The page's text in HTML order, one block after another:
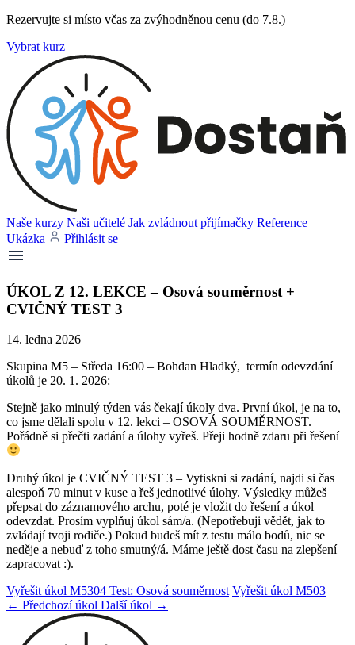
Rezervujte si místo včas za zvýhodněnou cenu (do 7.8.)
Vybrat kurz
Naše kurzy Naši učitelé Jak zvládnout přijímačky Reference
Ukázka
Přihlásit se
ÚKOL Z 12. LEKCE – Osová souměrnost +
CVIČNÝ TEST 3
14. ledna 2026
Skupina M5 – Středa 16:00 – Bohdan Hladký, termín odevzdání
úkolů je 20. 1. 2026:
Stejně jako minulý týden vás čekají úkoly dva. První úkol, je na to,
co jsme dělali spolu v 12. lekci – OSOVÁ SOUMĚRNOST.
Pořádně si přečti zadání a úlohy vyřeš. Přeji hodně zdaru při řešení
Druhý úkol je CVIČNÝ TEST 3 – Vytiskni si zadání, najdi si čas
alespoň 70 minut v kuse a řeš jednotlivé úlohy. Výsledky můžeš
přepsat do záznamového archu, poté je vložit do řešení a úkol
odevzdat. Prosím vyplňuj úkol sám/a. (Nepotřebuji vědět, jak to
zvládají tvoji rodiče.) Pokud budeš mít z testu málo bodů, nic se
neděje a nebuď z toho smutný/á. Máme ještě dost času na zlepšení
zapracovat :).
Vyřešit úkol M5304 Test: Osová souměrnost Vyřešit úkol M503
← Předchozí úkol Další úkol →